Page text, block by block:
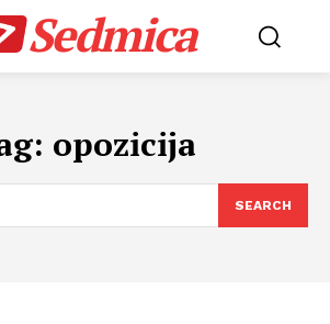
Sedmica
opozicija
SEARCH